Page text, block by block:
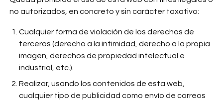
no autorizados, en concreto y sin carácter taxativo:
Cualquier forma de violación de los derechos de
terceros (derecho a la intimidad, derecho a la propia
imagen, derechos de propiedad intelectual e
industrial, etc.).
Realizar, usando los contenidos de esta web,
cualquier tipo de publicidad como envío de correos